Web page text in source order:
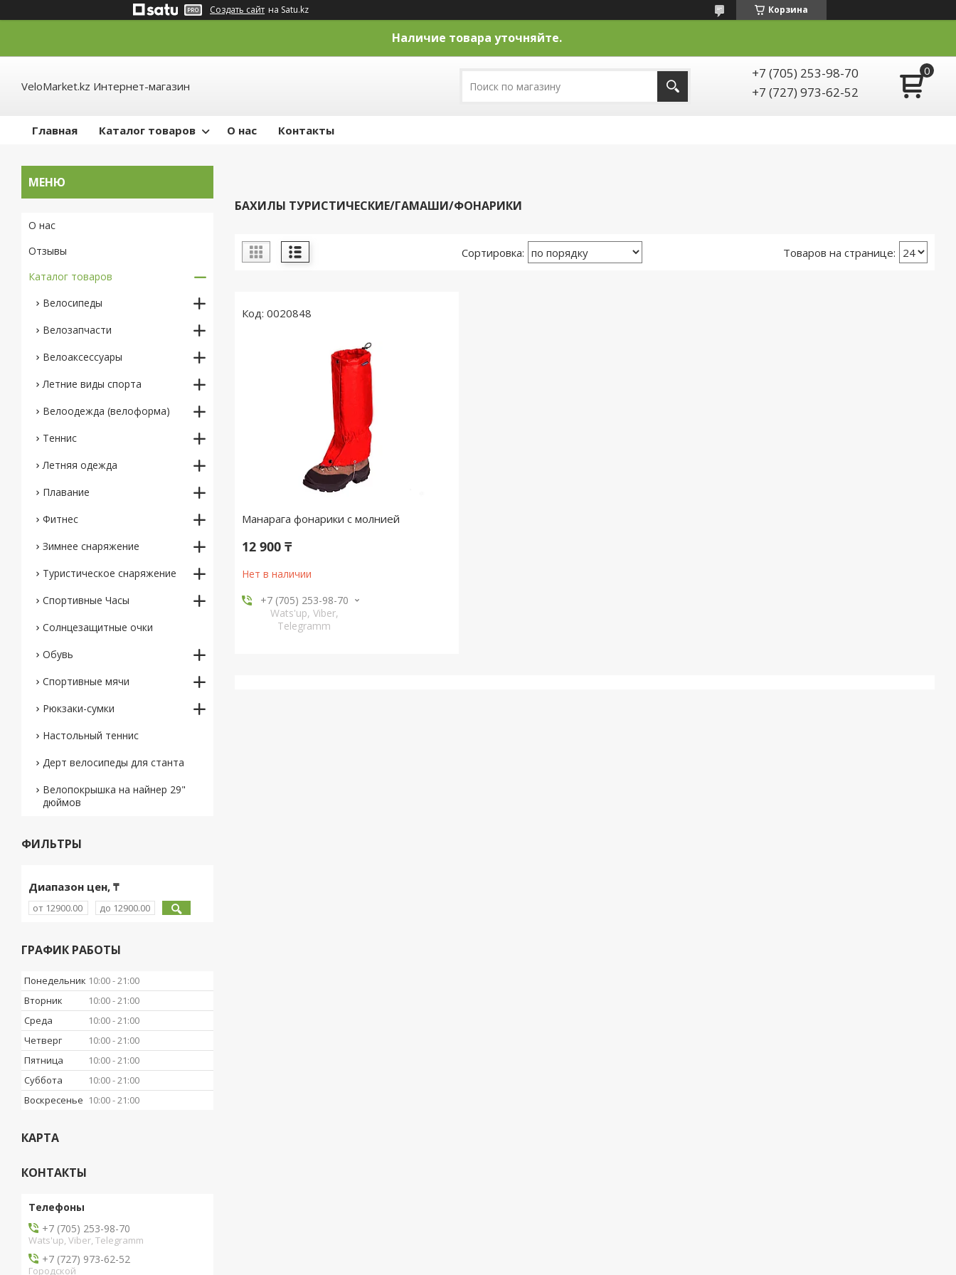
Создать сайт на Satu.kz Корзина
Наличие товара уточняйте.
VeloMarket.kz Интернет-магазин
+7 (705) 253-98-70
+7 (727) 973-62-52
Главная Каталог товаров О нас Контакты
БАХИЛЫ ТУРИСТИЧЕСКИЕ/ГАМАШИ/ФОНАРИКИ
0020848
Манарага фонарики с молнией
12 900 ₸
Нет в наличии
+7 (705) 253-98-70
Wats'up, Viber,
Telegramm
О нас
Отзывы
Каталог товаров
Велосипеды
Велозапчасти
Велоаксессуары
Летние виды спорта
Велоодежда (велоформа)
Теннис
Летняя одежда
Плавание
Фитнес
Зимнее снаряжение
Туристическое снаряжение
Спортивные Часы
Солнцезащитные очки
Обувь
Спортивные мячи
Рюкзаки-сумки
Настольный теннис
Дерт велосипеды для станта
Велопокрышка на найнер 29"
дюймов
ФИЛЬТРЫ
Диапазон цен, ₸
ГРАФИК РАБОТЫ
Понедельник 10:00 21:00
Вторник
10:00 21:00
Среда
10:00 21:00
Четверг
10:00 21:00
Пятница
10:00 21:00
Суббота
10:00 21:00
Воскресенье 10:00 21:00
КАРТА
КОНТАКТЫ
+7 (705) 253-98-70
Wats'up, Viber, Telegramm
+7 (727) 973-62-52
Городской